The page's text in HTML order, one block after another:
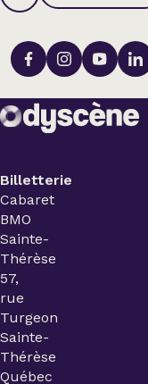
Billetterie
Cabaret
BMO
Sainte-
Thérèse
57,
rue
Turgeon
Sainte-
Thérèse
Québec